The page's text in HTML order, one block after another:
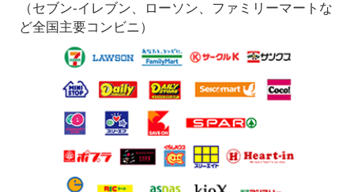
（セブン-イレブン、ローソン、ファミリーマートな
ど全国主要コンビニ）